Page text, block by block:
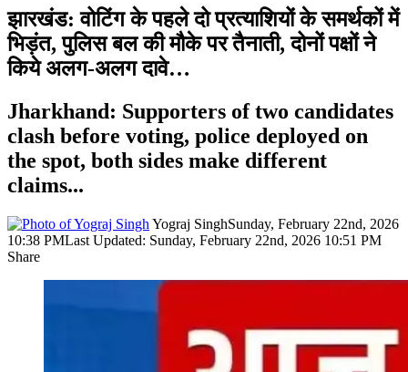
झारखंड: वोटिंग के पहले दो प्रत्याशियों के समर्थकों में
भिड़ंत, पुलिस बल की मौके पर तैनाती, दोनों पक्षों ने
किये अलग-अलग दावे…
Jharkhand: Supporters of two candidates
clash before voting, police deployed on
the spot, both sides make different
claims...
Yograj SinghSunday, February 22nd, 2026
10:38 PMLast Updated: Sunday, February 22nd, 2026 10:51 PM
Share